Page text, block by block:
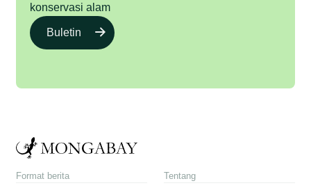
konservasi alam
Buletin
Format berita Tentang